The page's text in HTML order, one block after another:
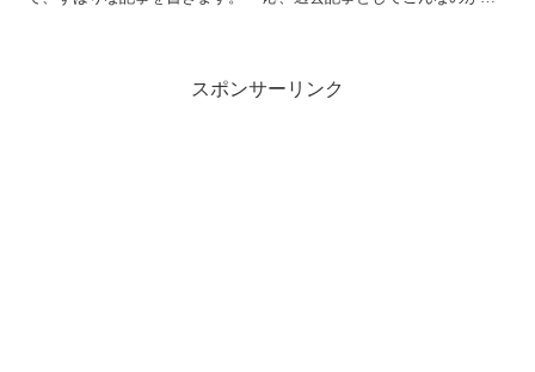
スポンサーリンク